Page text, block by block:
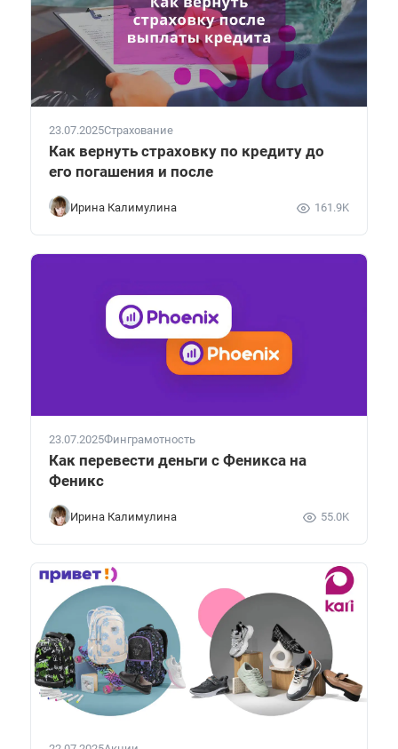
23.07.2025Страхование
Как вернуть страховку по кредиту до
его погашения и после
Ирина Калимулина 161.9K
23.07.2025Финграмотность
Как перевести деньги с Феникса на
Феникс
Ирина Калимулина 55.0K